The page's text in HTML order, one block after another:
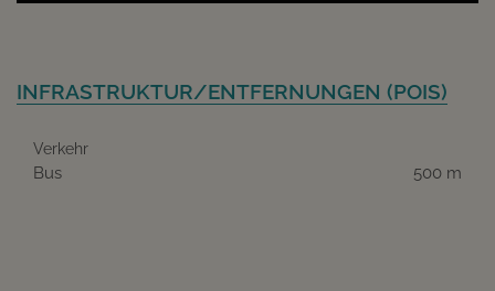
INFRASTRUKTUR/ENTFERNUNGEN (POIS)
Verkehr
Bus 500 m